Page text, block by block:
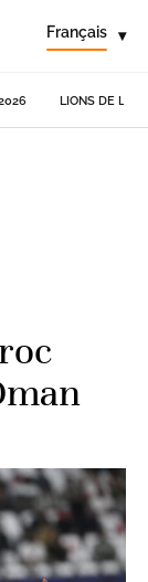
Français ▾
LIONS DE